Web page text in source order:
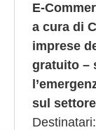
E-
a cura di
imprese
gratuito –
sul